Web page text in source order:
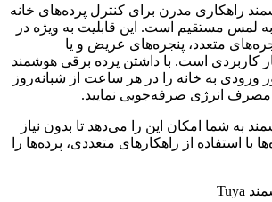
راهکاری مدرن برای کنترل پرده‌های خانه
لمس مستقیم است. این قابلیت به ویژه در
متعدد، پنجره‌های عریض و یا
کاربردی است. با داشتن پرده برقی هوشمند
ورودی به خانه را در هر ساعت از شبانه‌روز
مصرف انرژی صرفه‌جویی نمایید.
به شما امکان این را می‌دهد تا بدون نیاز
استفاده از راهکارهای متعددی، پرده‌ها را